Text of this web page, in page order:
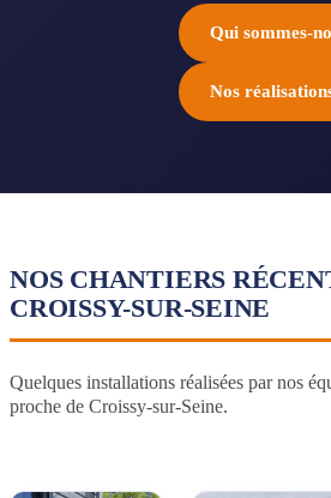
Qui sommes-
Nos
NOS CHANTIERS
CROISSY-SUR-SEINE
Quelques installations réalisées par nos
proche de Croissy-sur-Seine.